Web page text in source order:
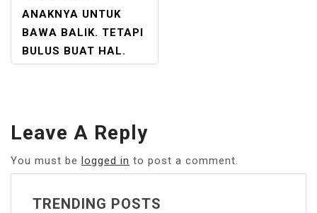
ANAKNYA UNTUK
BAWA BALIK. TETAPI
BULUS BUAT HAL.
Leave A Reply
You must be logged in to post a comment.
TRENDING POSTS